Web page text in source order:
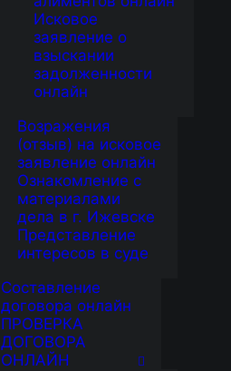
Исковое
заявление о
взыскании
задолженности
онлайн
Возражения
(отзыв) на исковое
заявление онлайн
Ознакомление с
материалами
дела в г. Ижевске
Представление
интересов в суде
Составление
договора онлайн
ПРОВЕРКА
ДОГОВОРА
ОНЛАЙН